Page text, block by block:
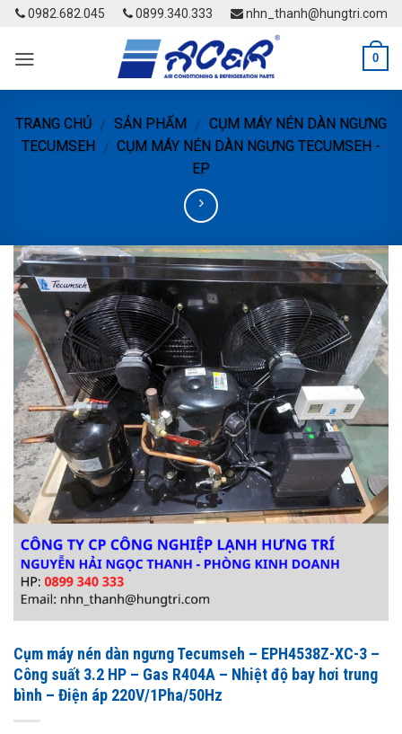
Skip
content
0982.682.045 0899.340.333 nhn_thanh@hungtri.com
0
TRANG CHỦ / SẢN PHẨM / CỤM MÁY NÉN DÀN NGƯNG
TECUMSEH / CỤM MÁY NÉN DÀN NGƯNG TECUMSEH -
EP
Cụm máy nén dàn ngưng Tecumseh – EPH4538Z-XC-3 –
Công suất 3.2 HP – Gas R404A – Nhiệt độ bay hơi trung
bình – Điện áp 220V/1Pha/50Hz